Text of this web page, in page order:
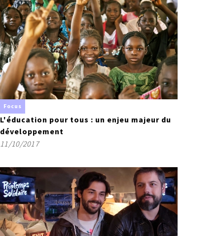
Focus
L'éducation pour tous : un enjeu majeur du
développement
11/10/2017